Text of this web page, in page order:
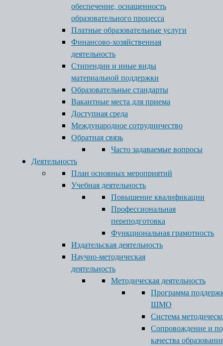
обеспечение, оснащенность
образовательного процесса
Платные образовательные услуги
Финансово-хозяйственная
деятельность
Стипендии и иные виды
материальной поддержки
Образовательные стандарты
Вакантные места для приема
Доступная среда
Международное сотрудничество
Обратная связь
Часто задаваемые вопросы
Деятельность
План основных мероприятий
Учебная деятельность
Повышение квалификации
Профессиональная
переподготовка
Функциональная грамотность
Издательская деятельность
Научно-методическая
деятельность
Методическая деятельность
Программа
ШМО
Система
Сопровождение и
качества